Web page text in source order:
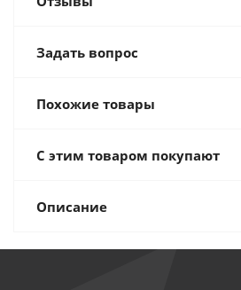
Задать вопрос
Похожие товары
С этим товаром покупают
Описание